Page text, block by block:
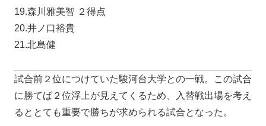
19.森川雅美智 ２得点
20.井ノ口裕貴
21.北島健
試合前２位につけていた駿河台大学との一戦。この試合
に勝てば２位浮上が見えてくるため、入替戦出場を考え
るととても重要で勝ちが求められる試合となった。